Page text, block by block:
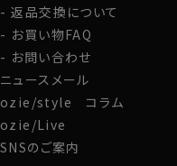
また結婚式の二次会等ノ
パーティーシーンに特にお
アクセントとして首周りに
りいっそうエレガンス度UP
カフス部分はシングルカフ
ス仕様になっておりますの
返品交換について
お買い物FAQ
お問い合わせ
ニュースメール
ozie/style コラム
ozie/Live
SNSのご案内